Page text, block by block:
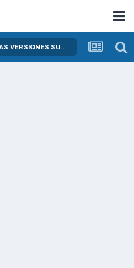
TEMAS COMUNES PARA TODOS LAS VERSIONES SUPER DINK